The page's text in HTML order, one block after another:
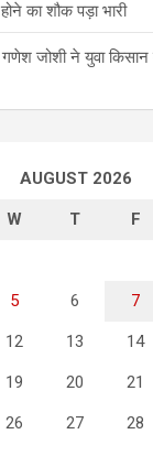
का शौक पड़ा भारी
जोशी ने युवा किसान
AUGUST 2026
W T F
5 6 7
12 13 14
19 20 21
26 27 28